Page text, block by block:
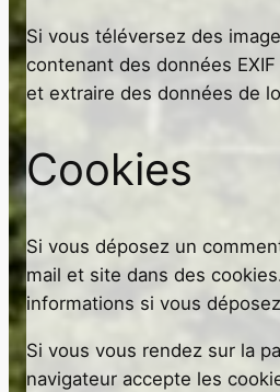
Si vous téléversez des
contenant des données
et extraire des données de
Cookies
Si vous déposez un
mail et site dans des
informations si vous
Si vous vous rendez sur la
navigateur accepte les